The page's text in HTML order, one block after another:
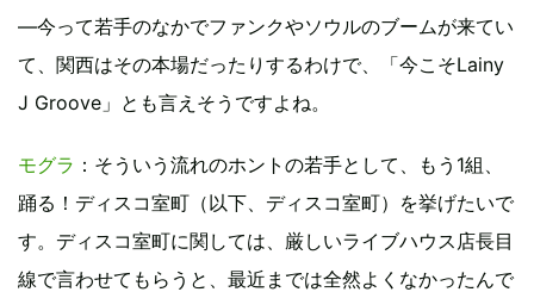
―今って若手のなかでファンクやソウルのブームが来てい
て、関西はその本場だったりするわけで、「今こそLainy
J Groove」とも言えそうですよね。
モグラ ：そういう流れのホントの若手として、もう1組、
踊る！ディスコ室町（以下、ディスコ室町）を挙げたいで
す。ディスコ室町に関しては、厳しいライブハウス店長目
線で言わせてもらうと、最近までは全然よくなかったんで